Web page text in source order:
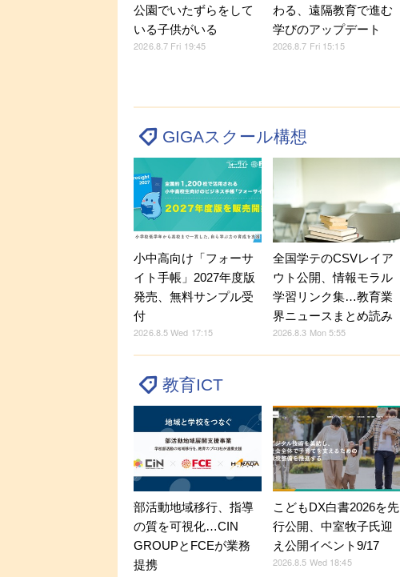
公園でいたずらをして
いる子供がいる
2026.8.7 Fri 19:45
わる、遠隔教育で進む
学びのアップデート
2026.8.7 Fri 15:15
GIGAスクール構想
小中高向け「フォーサ
イト手帳」2027年度版
発売、無料サンプル受
付
2026.8.5 Wed 17:15
全国学テのCSVレイア
ウト公開、情報モラル
学習リンク集…教育業
界ニュースまとめ読み
2026.8.3 Mon 5:55
教育ICT
部活動地域移行、指導
の質を可視化…CIN
GROUPとFCEが業務
提携
こどもDX白書2026を先
行公開、中室牧子氏迎
え公開イベント9/17
2026.8.5 Wed 18:45